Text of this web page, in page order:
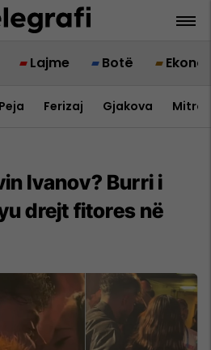
Lajme Botë
Peja Ferizaj Gjakova
Ivanov? Burri i
drejt fitores në